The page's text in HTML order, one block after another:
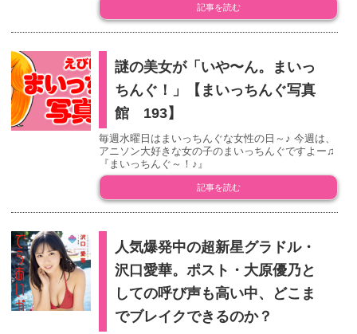
記事を読む
謎の美女が「いや〜ん。まいっ
ちんぐ！」【まいっちんぐ写真
館 193】
毎週水曜日はまいっちんぐな女性の日～♪ 今週は、
アニソン大好きな女の子のまいっちんぐですよー♫
『まいっちんぐ～！♪』
記事を読む
人気爆発中の超新星グラドル・
沢口愛華。ポスト・大原優乃と
しての呼び声も高い中、どこま
でブレイクできるのか？